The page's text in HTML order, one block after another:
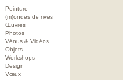
Peinture
(m)ondes de rives
Œuvres
Photos
Vénus & Vidéos
Objets
Workshops
Design
Vœux